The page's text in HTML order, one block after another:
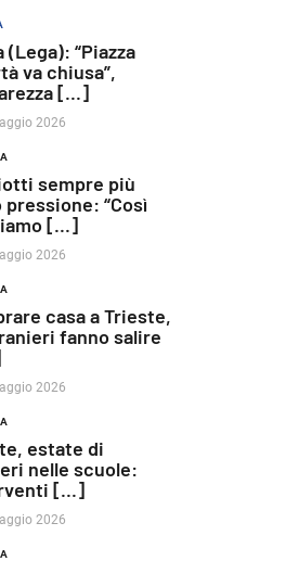
(Lega): “Piazza
va chiusa”,
[...]
2026
sempre più
“Così
[...]
2026
casa a Trieste,
fanno salire
2026
estate di
nelle scuole:
[...]
2026